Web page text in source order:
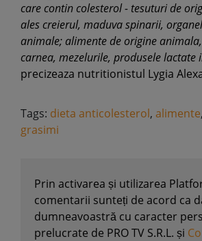
care contin colesterol - tesuturi de
ales creierul, maduva spinarii,
animale; alimente de origine
carnea, mezelurile, produsele lactate
precizeaza nutritionistul Lygia
Tags: dieta anticolesterol, alimente,
grasimi
Prin activarea și utilizarea
comentarii sunteți de acord ca
dumneavoastră cu caracter
prelucrate de PRO TV S.R.L. și